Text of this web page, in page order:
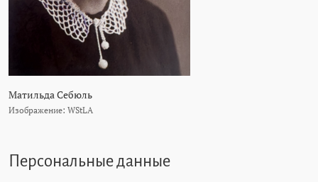
Матильда Себюль
Изображение: WStLA
Персональные данные